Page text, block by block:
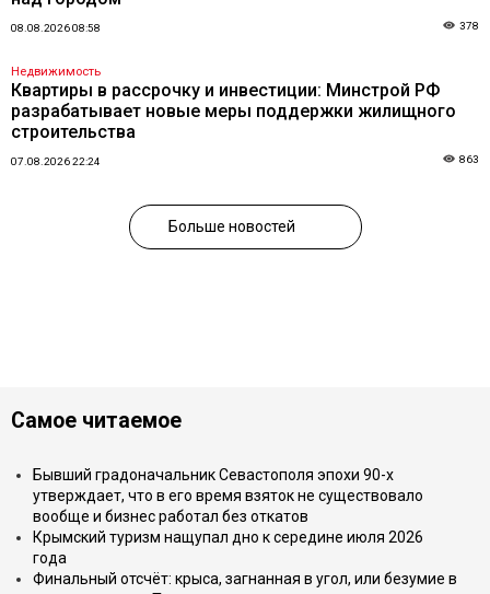
08.08.2026 08:58 378
Недвижимость
Квартиры в рассрочку и инвестиции: Минстрой РФ
разрабатывает новые меры поддержки жилищного
строительства
07.08.2026 22:24 863
Больше новостей
Самое читаемое
Бывший градоначальник Севастополя эпохи 90-х
утверждает, что в его время взяток не существовало
вообще и бизнес работал без откатов
Крымский туризм нащупал дно к середине июля 2026
года
Финальный отсчёт: крыса, загнанная в угол, или безумие в